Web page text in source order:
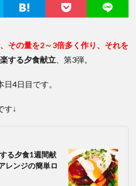
その量を2～3倍多く作り、それを
楽する夕食献立 、第3弾。
4日目です。
す↓
る夕食1週間献
レンジの簡単ロ